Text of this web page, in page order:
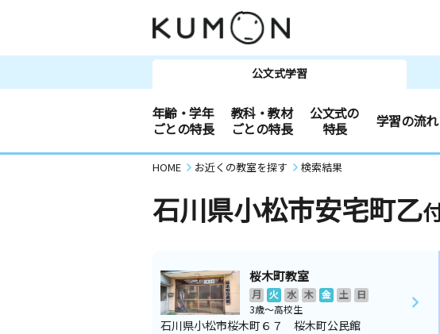
公文式学習
年齢・学年
ごとの特長
教科・教材
ごとの特長
公文式の
特長
学習の流れ
HOME お近くの教室を探す 検索結果
石川県小松市安宅町乙
桜木町教室
月 火 水 木 金 土
日
3歳～高校生
石川県小松市桜木町６７ 桜木町公民館